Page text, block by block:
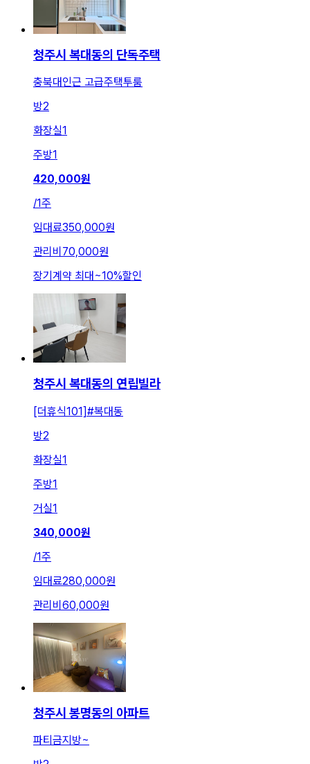
청주시 복대동의 단독주택
충북대인근 고급주택투룸
방2
화장실1
주방1
420,000원
/1주
임대료350,000원
관리비 70,000원
장기계약 최대 ~10%할인
청주시 복대동의 연립빌라
[더휴식101]#복대동
방2
화장실1
주방1
거실1
340,000원
/1주
임대료280,000원
관리비 60,000원
청주시 봉명동의 아파트
파티금지방~